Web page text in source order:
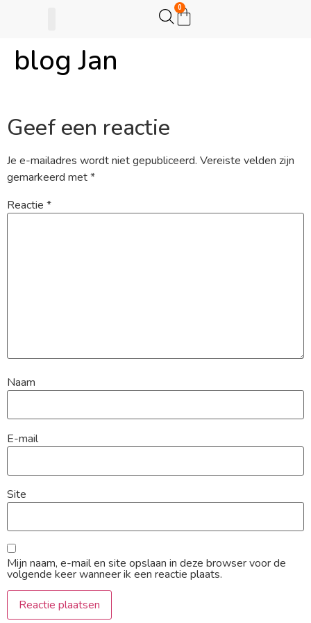
0
blog Jan
Geef een reactie
Je e-mailadres wordt niet gepubliceerd. Vereiste velden zijn
gemarkeerd met*
Reactie *
Naam
E-mail
Site
Mijn naam, e-mail en site opslaan in deze browser voor de
volgende keer wanneer ik een reactie plaats.